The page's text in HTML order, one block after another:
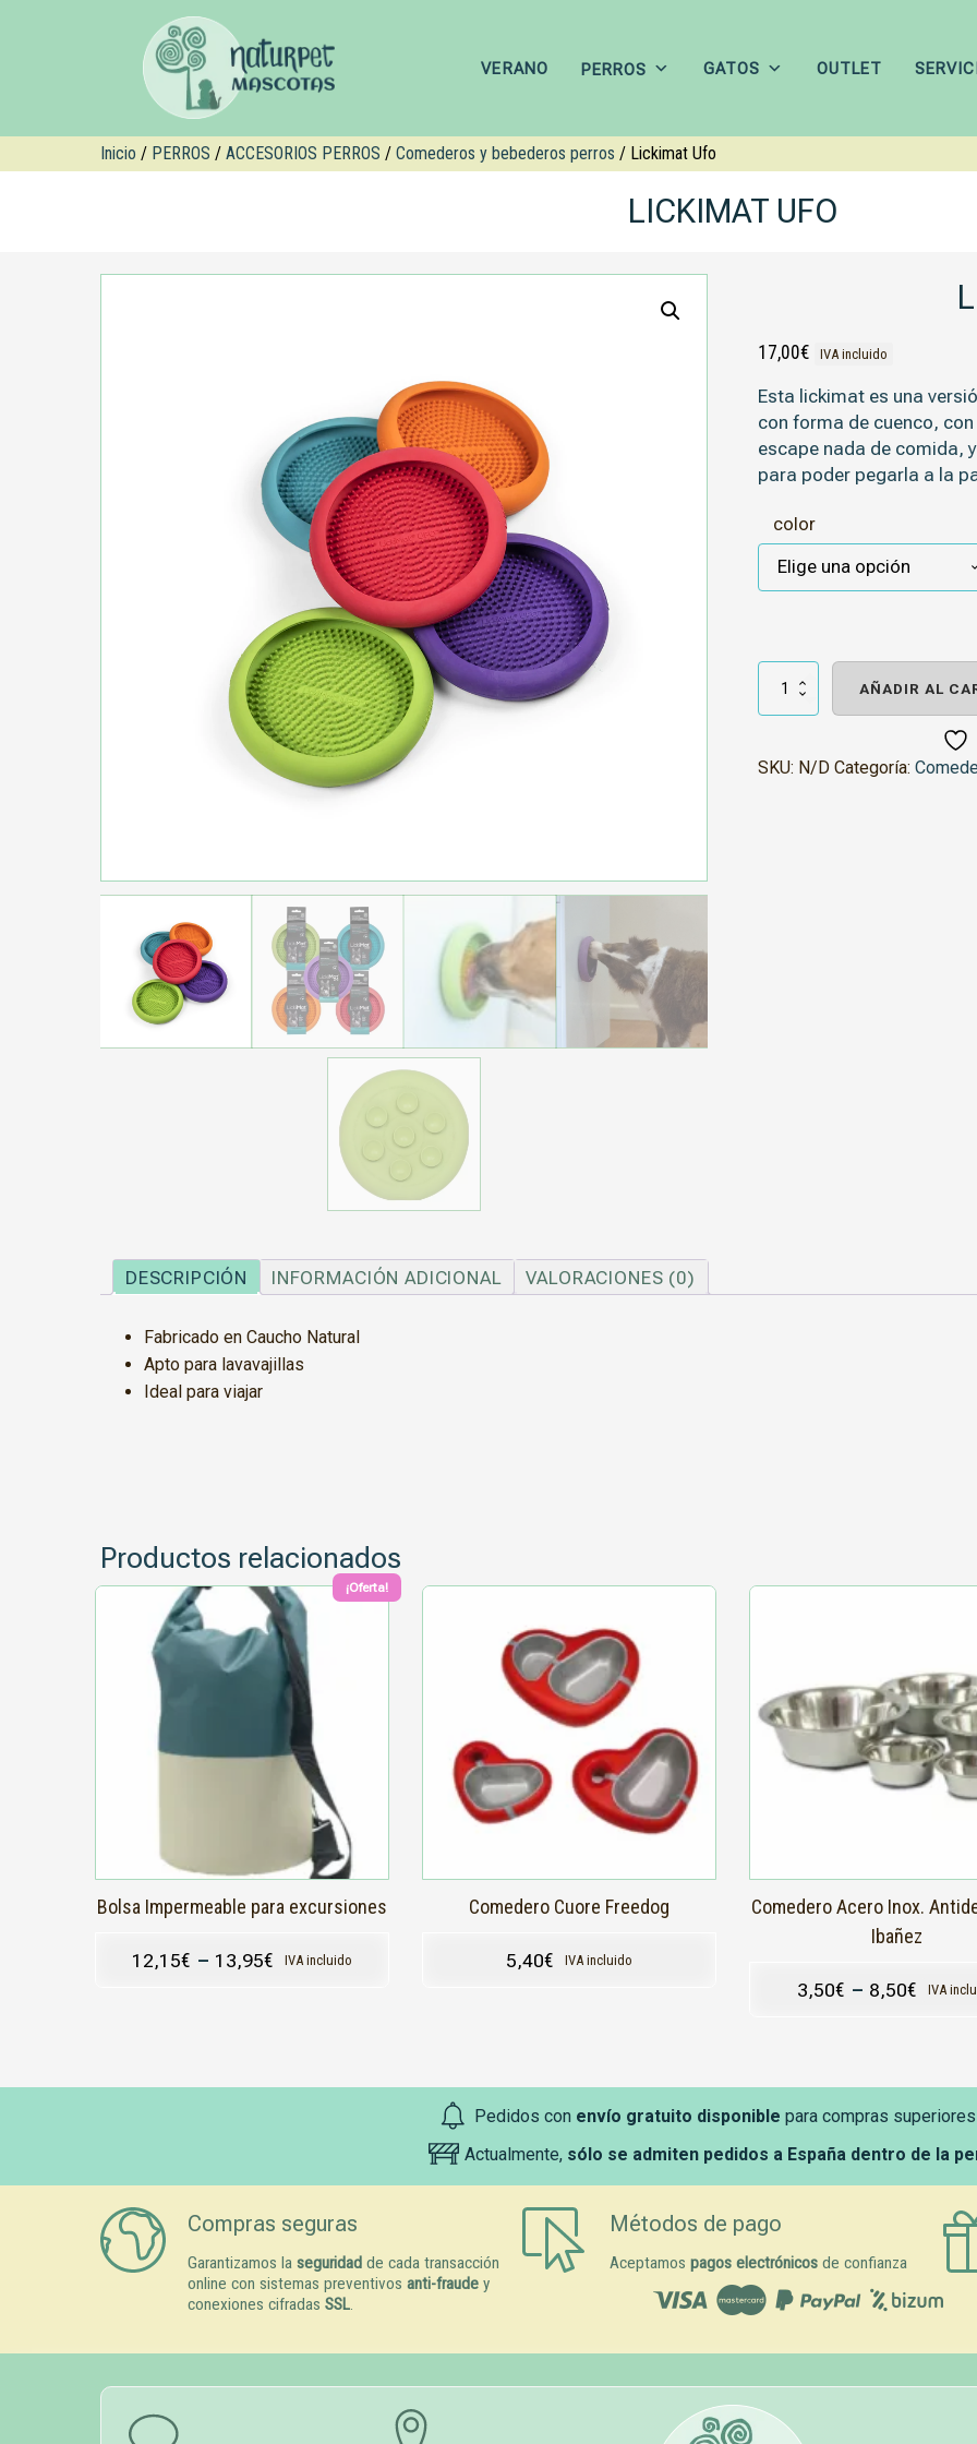
VERANO PERROS GATOS OUTLET
Inicio / PERROS / ACCESORIOS PERROS / Comederos y bebederos perros / Lickimat Ufo
LICKIMAT UFO
17,00€ IVA incluido
Esta lickimat es una
con forma de cuenco,
escape nada de comida,
para poder pegarla a la
color
Lickimat
Ufo
AÑADIR AL
SKU: N/D Categoría:
DESCRIPCIÓN INFORMACIÓN ADICIONAL VALORACIONES (0)
Fabricado en Caucho Natural
Apto para lavavajillas
Ideal para viajar
Productos relacionados
¡Oferta!
Bolsa Impermeable para excursiones
12,15€ – 13,95€ IVA incluido
Este
múltiples
variantes.
opciones
de
producto
Comedero Cuore Freedog
5,40€ IVA incluido
Comedero Acero Inox.
Ibañez
3,50€ – 8,50€ IVA
Este
variantes.
Las
opciones
pueden
de
producto
Pedidos con envío gratuito disponible para compras
Actualmente, sólo se admiten pedidos a España dentro de la
Compras seguras
Garantizamos la seguridad de cada transacción
online con sistemas preventivos anti-fraude y
conexiones cifradas SSL.
Métodos de pago
Aceptamos pagos electrónicosde confianza